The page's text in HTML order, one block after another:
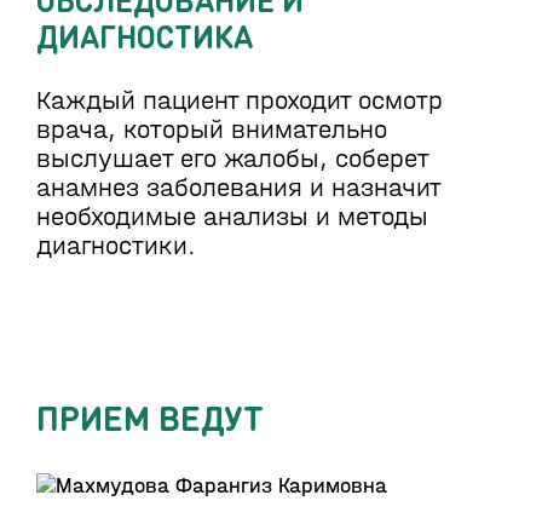
ДИАГНОСТИКА
Каждый пациент проходит осмотр
врача, который внимательно
выслушает его жалобы, соберет
анамнез заболевания и назначит
необходимые анализы и методы
диагностики.
ПРИЕМ ВЕДУТ